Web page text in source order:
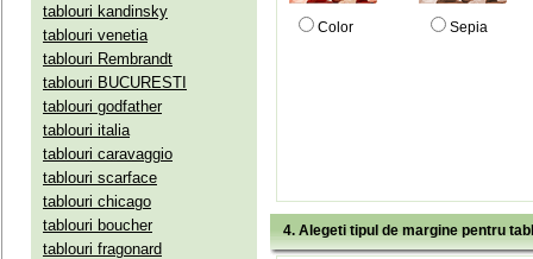
tablouri kandinsky
tablouri venetia
tablouri Rembrandt
tablouri BUCURESTI
tablouri godfather
tablouri italia
tablouri caravaggio
tablouri scarface
tablouri chicago
tablouri boucher
tablouri fragonard
Color Sepia
4. Alegeti tipul de margine pentru